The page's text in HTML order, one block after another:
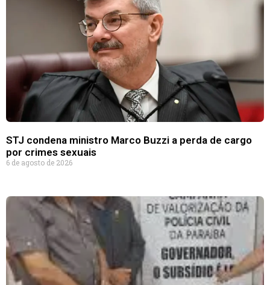
STJ condena ministro Marco Buzzi a perda de cargo
por crimes sexuais
6 de agosto de 2026